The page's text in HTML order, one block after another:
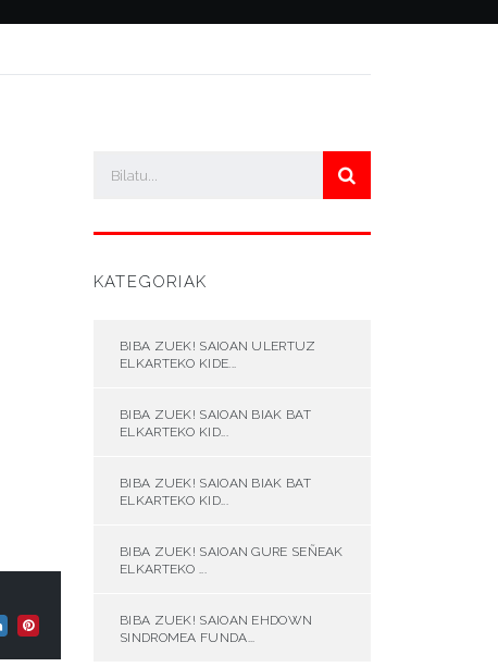
KATEGORIAK
BIBA ZUEK! SAIOAN ULERTUZ
ELKARTEKO KIDE...
BIBA ZUEK! SAIOAN BIAK BAT
ELKARTEKO KID...
BIBA ZUEK! SAIOAN BIAK BAT
ELKARTEKO KID...
BIBA ZUEK! SAIOAN GURE SEÑEAK
ELKARTEKO ...
BIBA ZUEK! SAIOAN EHDOWN
SINDROMEA FUNDA...